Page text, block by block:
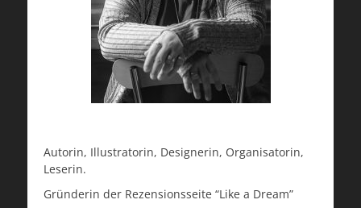
Autorin, Illustratorin, Designerin, Organisatorin,
Leserin.
Gründerin der Rezensionsseite “Like a Dream”